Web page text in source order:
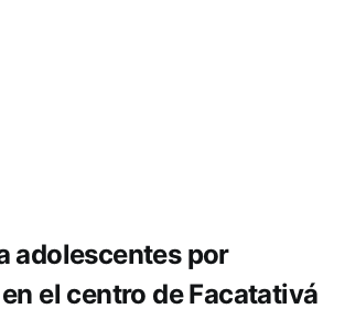
adolescentes por
el centro de Facatativá